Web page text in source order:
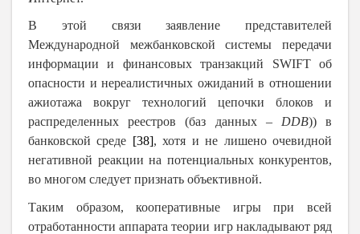
В этой связи заявление представителей
Международной межбанковской системы передачи
информации и финансовых транзакций SWIFTоб
опасности и нереалистичных ожиданий в отношении
ажиотажа вокруг технологий цепочки блоков и
распределенных реестров (баз данных – DDB)) в
банковской среде [38], хотя и не лишено очевидной
негативной реакции на потенциальных конкурентов,
во многом следует признать объективной.
Таким образом, кооперативные игры при всей
отработанности аппарата теории игр накладывают ряд